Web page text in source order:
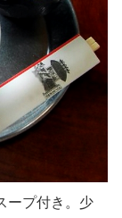
ープ付き。少